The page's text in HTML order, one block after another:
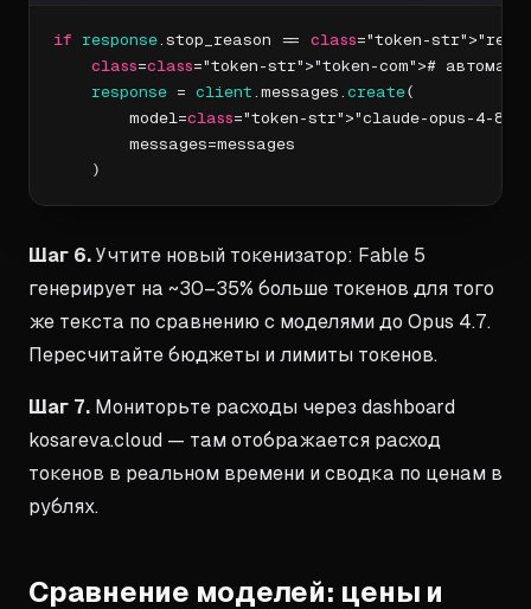
if response .stop_reason == class="token-
class=class="token-str">"token-com">#
response = client .messages. create(
        model=
class="token-str">"claude-opus-4-8",
        messages=messages
    )
Шаг 6. Учтите новый токенизатор: Fable 5
генерирует на ~30–35% больше токенов для того
же текста по сравнению с моделями до Opus 4.7.
Пересчитайте бюджеты и лимиты токенов.
Шаг 7. Мониторьте расходы через dashboard
kosareva.cloud — там отображается расход
токенов в реальном времени и сводка по ценам в
рублях.
Сравнение моделей: цены и